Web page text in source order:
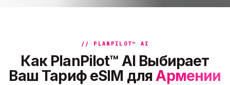
// PLANPILOT™ AI
Как PlanPilot™ AI Выбирает
Ваш Тариф eSIM дляАрмении